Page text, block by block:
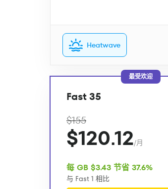
Heatwave
最受欢迎
Fast 35
$155
$120.12/月
每 GB $3.43 节省 37.6%
与 Fast 1 相比